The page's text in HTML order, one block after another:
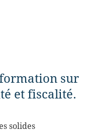
sur
et fiscalité.
solides